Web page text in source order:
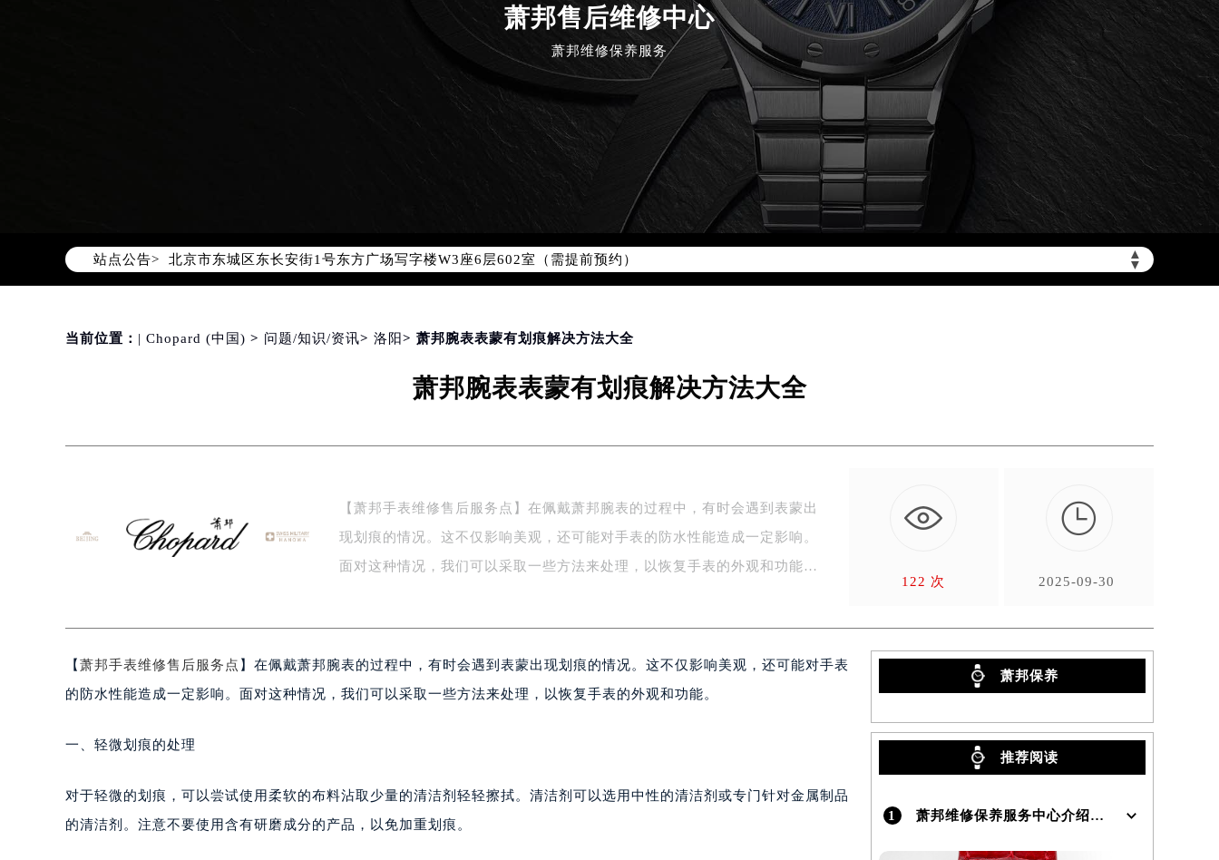
萧邦售后维修中心
萧邦维修保养服务
站点公告> ▲
▼
2026年8月萧邦全国官方售后客户服务热线：400-885-0231
萧邦官方全国统一服务热线400-885-0231，服务覆盖中国大陆、香港、澳门、台湾全部区域（非大陆需加拨“+86”）
北京市朝阳区建国门外大街甲6号华熙国际中心写字楼D座11层1102室（北京总部）（需提前预约）
北京市东城区东长安街1号东方广场写字楼W3座6层602室（需提前预约）
天津市和平区赤峰道136号天津国际金融中心写字楼26层2603室（需提前预约）
上海市黄浦区南京东路299号宏伊国际广场写字楼8层806室（需提前预约）
常州市新北区龙锦路1590号现代传媒中心写字楼5号楼10层1008室（需提前预约）
宁波市江北区大闸南路500号来福士广场办公楼20层2009室（需提前预约）
杭州市上城区钱江路1366号华润大厦写字楼A座5层503-5室（需提前预约）
金华市金东区东市南街777号金华万达广场写字楼4号楼22层2209室（需提前预约）
济南市历下区经十路11111号华润中心写字楼（万象城）15层1508室（需提前预约）
广州市天河区天河路230号万菱汇国际中心写字楼A塔7层704室（需提前预约）
深圳市罗湖区深南东路5001号华润大厦写字楼17层1701室（需提前预约）
厦门市思明区湖滨东路95号华润大厦写字楼B座11层1104室（需提前预约）
福州市鼓楼区五四路128-1号恒力城写字楼15层03室（需提前预约）
当前位置： | Chopard (中国) > 问题/知识/资讯> 洛阳> 萧邦腕表表蒙有划痕解决方法大全
萧邦腕表表蒙有划痕解决方法大全
【萧邦手表维修售后服务点】在佩戴萧邦腕表的过程中，有时会遇到表蒙出
现划痕的情况。这不仅影响美观，还可能对手表的防水性能造成一定影响。
面对这种情况，我们可以采取一些方法来处理，以恢复手表的外观和功能。
122 次

2025-09-30
【萧邦手表维修售后服务点 】在佩戴萧邦腕表的过程中，有时会遇到表蒙出现划痕的情况。这不仅影响美观，还可能对手表
的防水性能造成一定影响。面对这种情况，我们可以采取一些方法来处理，以恢复手表的外观和功能。
一、轻微划痕的处理
对于轻微的划痕，可以尝试使用柔软的布料沾取少量的清洁剂轻轻擦拭。清洁剂可以选用中性的清洁剂或专门针对金属制品
的清洁剂。注意不要使用含有研磨成分的产品，以免加重划痕。
萧邦保养
推荐阅读
1 萧邦维修保养服务中心介绍 | Chopard